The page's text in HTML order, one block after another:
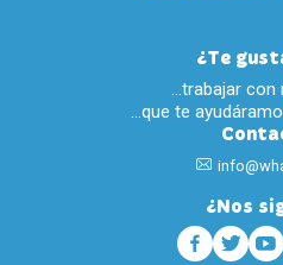
¿Te
…trabajar con
…que te
¿Nos